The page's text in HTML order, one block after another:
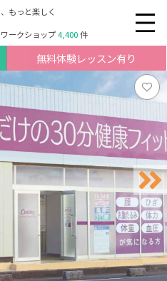
もっと楽しく
ークショップ4,400件
無料体験レッスン有り